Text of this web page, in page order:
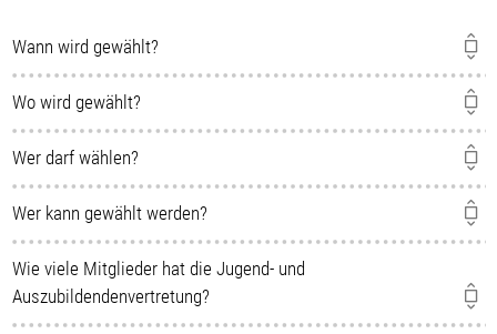
Wann wird gewählt?
Wo wird gewählt?
Wer darf wählen?
Wer kann gewählt werden?
Wie viele Mitglieder hat die Jugend- und
Auszubildendenvertretung?